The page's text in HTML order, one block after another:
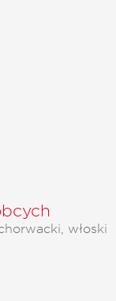
włoski